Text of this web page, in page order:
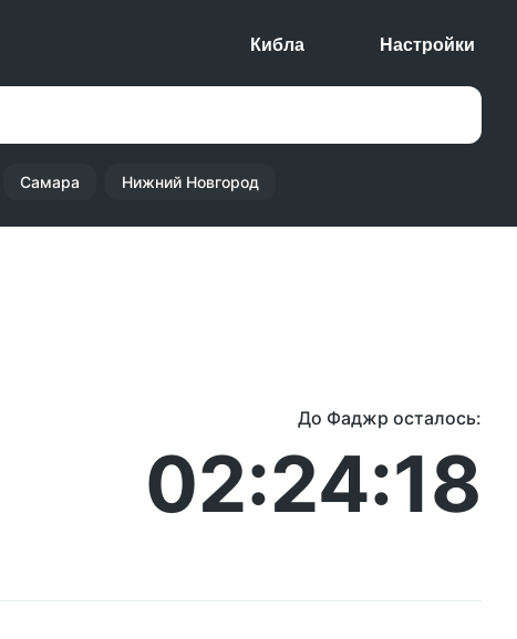
Кибла Настройки
Самара Нижний Новгород
До Фаджр осталось:
02:24:18